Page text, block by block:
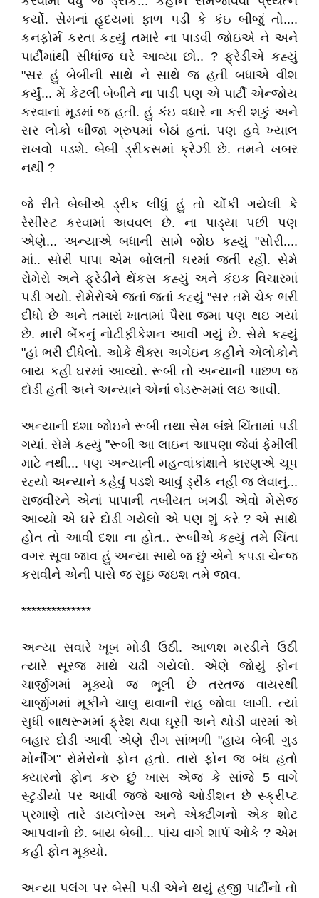
કર્યો. સેમનાં હૃદયમાં ફાળ પડી કે કંઇ બીજું તો....
કનફોર્મ કરતા કહ્યું તમારે ના પાડવી જોઇએ ને અને
પાર્ટીમાંથી સીધાંજ ઘરે આવ્યા છો.. ? ફ્રેડીએ કહ્યું
"સર હું બેબીની સાથે ને સાથે જ હતી બધાએ વીશ
કર્યું... મેં કેટલી બેબીને ના પાડી પણ એ પાર્ટી એન્જોય
કરવાનાં મૂડમાં જ હતી. હું કંઇ વધારે ના કરી શકું અને
સર લોકો બીજા ગ્રુપમાં બેઠાં હતાં. પણ હવે ખ્યાલ
રાખવો પડશે. બેબી ડ્રીંકસમાં ક્રેઝી છે. તમને ખબર
નથી ?
જે રીતે બેબીએ ડ્રીંક લીધું હું તો ચોંકી ગયેલી કે
રેસીસ્ટ કરવામાં અવવલ છે. ના પાડ્યા પછી પણ
એણે... અન્યાએ બધાની સામે જોઇ કહ્યું "સોરી....
માં.. સોરી પાપા એમ બોલતી ઘરમાં જતી રહી. સેમે
રોમેરો અને ફ્રેડીને થેંકસ કહ્યું અને કંઇક વિચારમાં
પડી ગયો. રોમેરોએ જતાં જતાં કહ્યું "સર તમે ચેક ભરી
દીધો છે અને તમારાં ખાતામાં પૈસા જમા પણ થઇ ગયાં
છે. મારી બેંકનું નોટીફીકેશન આવી ગયું છે. સેમે કહ્યું
"હાં ભરી દીધેલો. ઓકે થૈક્સ અગેઇન કહીને એલોકોને
બાય કહી ઘરમાં આવ્યો. રૂબી તો અન્યાની પાછળ જ
દોડી હતી અને અન્યાને એનાં બેડરૂમમાં લઇ આવી.
અન્યાની દશા જોઇને રૂબી તથા સેમ બંન્ને ચિંતામાં પડી
ગયાં. સેમે કહ્યું "રૂબી આ લાઇન આપણા જેવાં ફેમીલી
માટે નથી... પણ અન્યાની મહત્વાંકાંક્ષાને કારણએ ચૂપ
રહ્યો અન્યાને કહેવું પડશે આવું ડ્રીંક નહીં જ લેવાનું...
રાજવીરને એનાં પાપાની તબીયત બગડી એવો મેસેજ
આવ્યો એ ઘરે દોડી ગયેલો એ પણ શું કરે ? એ સાથે
હોત તો આવી દશા ના હોત.. રૂબીએ કહ્યું તમે ચિંતા
વગર સૂવા જાવ હું અન્યા સાથે જ છું એને કપડા ચેન્જ
કરાવીને એની પાસે જ સૂઇ જઇશ તમે જાવ.
**************
અન્યા સવારે ખૂબ મોડી ઉઠી. આળશ મરડીને ઉઠી
ત્યારે સૂરજ માથે ચઢી ગયેલો. એણે જોયું ફોન
ચાર્જીગમાં મૂક્યો જ ભૂલી છે તરતજ વાયરથી
ચાર્જીગમાં મૂકીને ચાલુ થવાની રાહ જોવા લાગી. ત્યાં
સુધી બાથરૂમમાં ફ્રેશ થવા ઘૂસી અને થોડી વારમાં એ
બહાર દોડી આવી એણે રીંગ સાંભળી "હાય બેબી ગુડ
મોર્નીંગ" રોમેરોનો ફોન હતો. તારો ફોન જ બંધ હતો
ક્યારનો ફોન કરુ છું ખાસ એજ કે સાંજે 5 વાગે
સ્ટુડીયો પર આવી જજે આજે ઓડીશન છે સ્ક્રીપ્ટ
પ્રમાણે તારે ડાયલોગ્સ અને એક્ટીગનો એક શોટ
આપવાનો છે. બાય બેબી... પાંચ વાગે શાર્પ ઓકે ? એમ
કહી ફોન મૂક્યો.
અન્યા પલંગ પર બેસી પડી એને થયું હજી પાર્ટીનો તો